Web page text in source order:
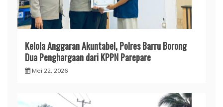
​Kelola Anggaran Akuntabel, Polres Barru Borong
Dua Penghargaan dari KPPN Parepare
Mei 22, 2026